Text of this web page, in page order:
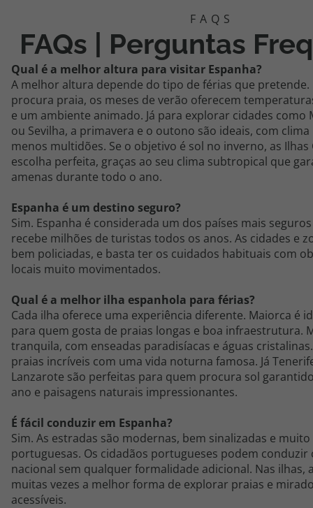
FAQs | Perguntas
Qual é a melhor altura para visitar Espanha?
A melhor altura depende do tipo de férias que pretende.
procura praia, os meses de verão oferecem
e um ambiente animado. Já para explorar cidades como
ou Sevilha, a primavera e o outono são ideais, com clima
menos multidões. Se o objetivo é sol no inverno, as Ilhas
escolha perfeita, graças ao seu clima subtropical que
amenas durante todo o ano.
Espanha é um destino seguro?
Sim. Espanha é considerada um dos países mais
recebe milhões de turistas todos os anos. As cidades e
bem policiadas, e basta ter os cuidados habituais com
locais muito movimentados.
Qual é a melhor ilha espanhola para férias?
Cada ilha oferece uma experiência diferente. Maiorca é
para quem gosta de praias longas e boa infraestrutura.
tranquila, com enseadas paradisíacas e águas
praias incríveis com uma vida noturna famosa. Já
Lanzarote são perfeitas para quem procura sol
ano e paisagens naturais impressionantes.
É fácil conduzir em Espanha?
Sim. As estradas são modernas, bem sinalizadas e
portuguesas. Os cidadãos portugueses podem conduzir
nacional sem qualquer formalidade adicional. Nas ilhas,
muitas vezes a melhor forma de explorar praias e
acessíveis.